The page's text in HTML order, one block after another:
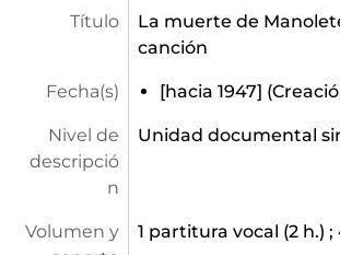
Título
La muerte de
canción
Fecha(s) [hacia 1947]
Nivel de
descripció
n
Unidad documental
Volumen y
1 partitura vocal (2 h.) ;